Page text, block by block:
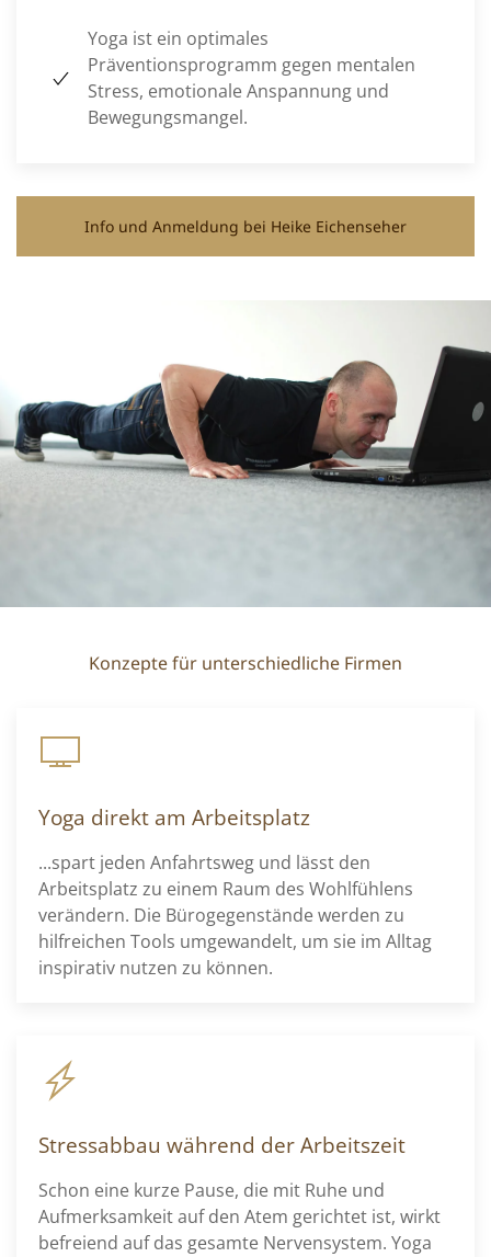
Yoga ist ein optimales
Präventionsprogramm gegen mentalen
Stress, emotionale Anspannung und
Bewegungsmangel.
Info und Anmeldung bei Heike Eichenseher
Konzepte für unterschiedliche Firmen
Yoga direkt am Arbeitsplatz
...spart jeden Anfahrtsweg und lässt den
Arbeitsplatz zu einem Raum des Wohlfühlens
verändern. Die Bürogegenstände werden zu
hilfreichen Tools umgewandelt, um sie im Alltag
inspirativ nutzen zu können.
Stressabbau während der Arbeitszeit
Schon eine kurze Pause, die mit Ruhe und
Aufmerksamkeit auf den Atem gerichtet ist, wirkt
befreiend auf das gesamte Nervensystem. Yoga